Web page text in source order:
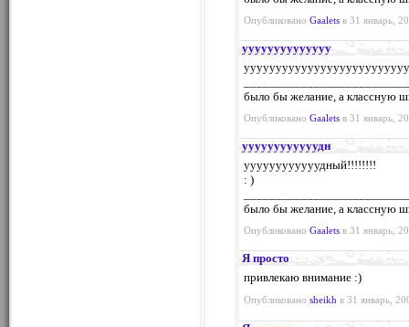
Опубликовано Gaalets в 31 январь,
уууууууууууууу
было бы желание, а классную
Опубликовано Gaalets в 31 январь,
уууууууууууудн
уууууууууууудный!!!!!!!!
: )
было бы желание, а классную
Опубликовано Gaalets в 31 январь,
Я просто
привлекаю внимание :)
Опубликовано sheikh в 31 январь,